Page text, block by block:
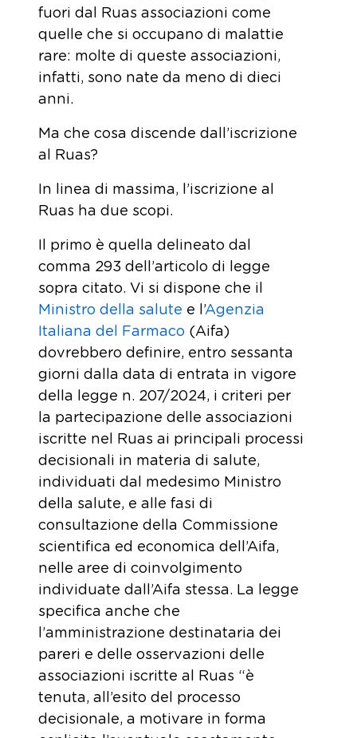
fuori dal Ruas associazioni come
quelle che si occupano di malattie
rare: molte di queste associazioni,
infatti, sono nate da meno di dieci
anni.
Ma che cosa discende dall’iscrizione
al Ruas?
In linea di massima, l’iscrizione al
Ruas ha due scopi.
Il primo è quella delineato dal
comma 293 dell’articolo di legge
sopra citato. Vi si dispone che il
Ministro della salute e l’Agenzia
Italiana del Farmaco (Aifa)
dovrebbero definire, entro sessanta
giorni dalla data di entrata in vigore
della legge n. 207/2024, i criteri per
la partecipazione delle associazioni
iscritte nel Ruas ai principali processi
decisionali in materia di salute,
individuati dal medesimo Ministro
della salute, e alle fasi di
consultazione della Commissione
scientifica ed economica dell’Aifa,
nelle aree di coinvolgimento
individuate dall’Aifa stessa. La legge
specifica anche che
l’amministrazione destinataria dei
pareri e delle osservazioni delle
associazioni iscritte al Ruas “è
tenuta, all’esito del processo
decisionale, a motivare in forma